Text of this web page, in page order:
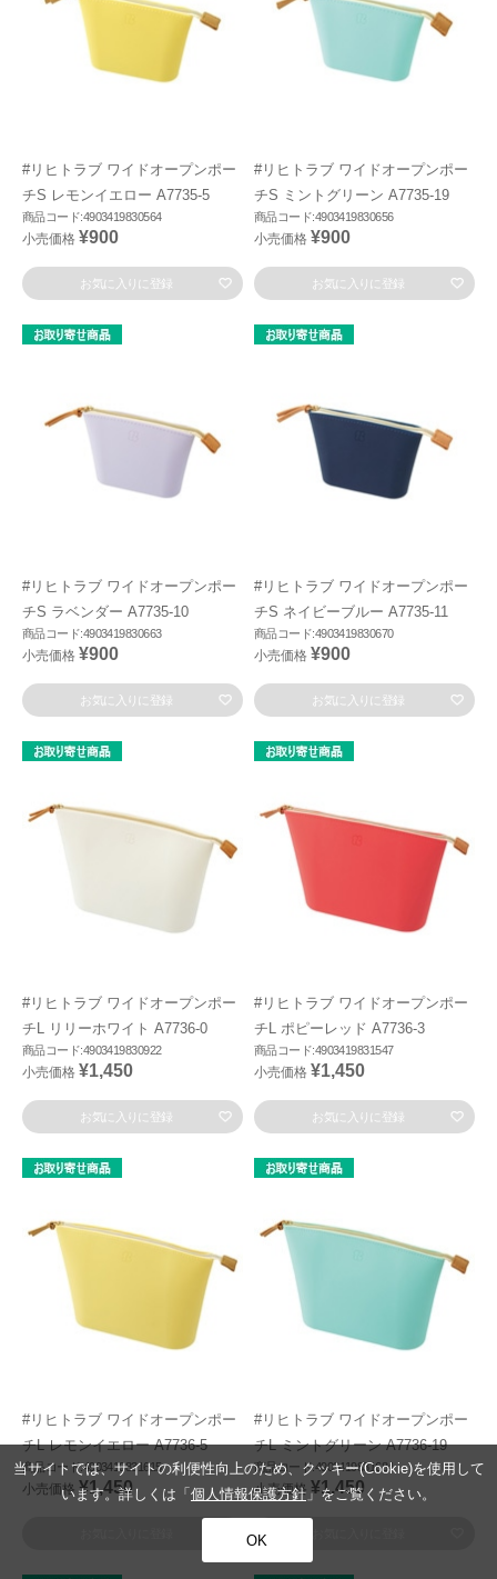
#リヒトラブ ワイドオープンポー
チS レモンイエロー A7735-5
商品コード:4903419830564
小売価格 ¥900
お気に入りに登録
#リヒトラブ ワイドオープンポー
チS ミントグリーン A7735-19
商品コード:4903419830656
小売価格 ¥900
お気に入りに登録
#リヒトラブ ワイドオープンポー
チS ラベンダー A7735-10
商品コード:4903419830663
小売価格 ¥900
お気に入りに登録
#リヒトラブ ワイドオープンポー
チS ネイビーブルー A7735-11
商品コード:4903419830670
小売価格 ¥900
お気に入りに登録
#リヒトラブ ワイドオープンポー
チL リリーホワイト A7736-0
商品コード:4903419830922
小売価格 ¥1,450
お気に入りに登録
#リヒトラブ ワイドオープンポー
チL ポピーレッド A7736-3
商品コード:4903419831547
小売価格 ¥1,450
お気に入りに登録
#リヒトラブ ワイドオープンポー
チL レモンイエロー A7736-5
商品コード:4903419831615
小売価格 ¥1,450
#リヒトラブ ワイドオープンポー
チL ミントグリーン A7736-19
商品コード:4903419831684
小売価格 ¥1,450
当サイトでは、サイトの利便性向上のため、クッキー(Cookie)を使用して
います。詳しくは「 個人情報保護方針 」をご覧ください。
OK